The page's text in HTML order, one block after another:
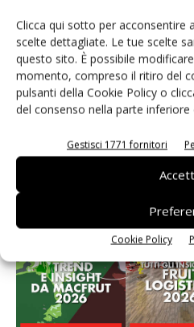
Clicca qui sotto per acconsentire
scelte dettagliate. Le tue scelte
questo sito. È possibile
momento, compreso il ritiro del
pulsanti della Cookie Policy o
del consenso nella parte inferiore
Gestisci 1771 fornitori
Cookie Policy
Leonardo Odorizzi:
punto di vendita”